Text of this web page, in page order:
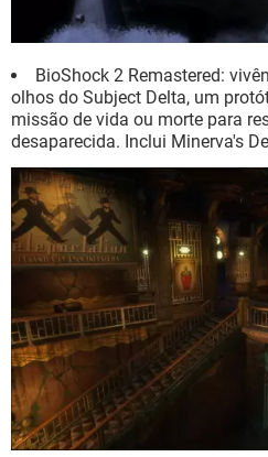
BioShock 2 Remastered:
olhos do Subject Delta, um
missão de vida ou morte para
desaparecida. Inclui Minerva's